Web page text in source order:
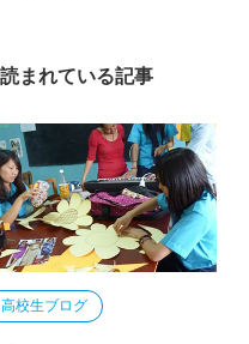
まれている記事
高校生ブログ